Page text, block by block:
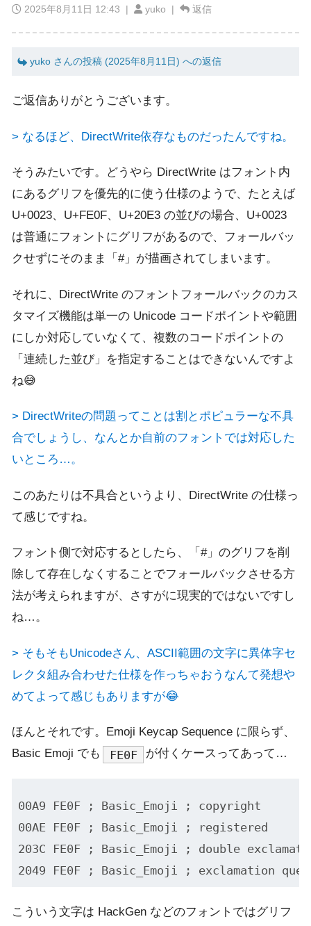
2025年8月11日 12:43 | yuko | 返信
yuko さんの投稿 (2025年8月11日) への返信
ご返信ありがとうございます。
> なるほど、DirectWrite依存なものだったんですね。
そうみたいです。どうやら DirectWrite はフォント内
にあるグリフを優先的に使う仕様のようで、たとえば
U+0023、U+FE0F、U+20E3 の並びの場合、U+0023
は普通にフォントにグリフがあるので、フォールバッ
クせずにそのまま「#」が描画されてしまいます。
それに、DirectWrite のフォントフォールバックのカス
タマイズ機能は単一の Unicode コードポイントや範囲
にしか対応していなくて、複数のコードポイントの
「連続した並び」を指定することはできないんですよ
ね😅
> DirectWriteの問題ってことは割とポピュラーな不具
合でしょうし、なんとか自前のフォントでは対応した
いところ…。
このあたりは不具合というより、DirectWrite の仕様っ
て感じですね。
フォント側で対応するとしたら、「#」のグリフを削
除して存在しなくすることでフォールバックさせる方
法が考えられますが、さすがに現実的ではないですし
ね…。
> そもそもUnicodeさん、ASCII範囲の文字に異体字セ
レクタ組み合わせた仕様を作っちゃおうなんて発想や
めてよって感じもありますが😂
ほんとそれです。Emoji Keycap Sequence に限らず、
Basic Emoji でも
FE0F が付くケースってあって…
00A9 FE0F ; Basic_Emoji ; copyright
00AE FE0F ; Basic_Emoji ; registered
203C FE0F ; Basic_Emoji ; double
こういう文字は HackGen などのフォントではグリフ